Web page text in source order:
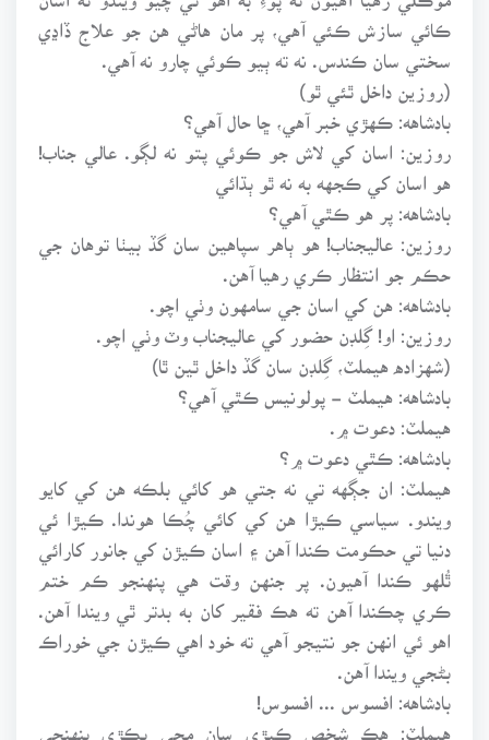
ڪائي سازش ڪئي آهي، پر مان هاڻي هن جو علاج ڏاڍي
سختي سان ڪندس. نه ته ٻيو ڪوئي چارو نه آهي.
(روزين داخل ٿئي ٿو)
بادشاهه: ڪهڙي خبر آهي، ڇا حال آهي؟
روزين: اسان کي لاش جو ڪوئي پتو نه لڳو. عالي جناب!
هو اسان کي ڪجهه به نه ٿو ٻڌائي
بادشاهه: پر هو ڪٿي آهي؟
روزين: عاليجناب! هو ٻاهر سپاهين سان گڏ بيٺا توهان جي
حڪم جو انتظار ڪري رهيا آهن.
بادشاهه: هن کي اسان جي سامهون وٺي اچو.
روزين: او! گِلڊن حضور کي عاليجناب وٽ وٺي اچو.
(شهزاده هيملٽ، گِلڊن سان گڏ داخل ٿين ٿا)
بادشاهه: هيملٽ - پولونيس ڪٿي آهي؟
هيملٽ: دعوت ۾.
بادشاهه: ڪٿي دعوت ۾؟
هيملٽ: ان جڳهه تي نه جتي هو کائي بلڪه هن کي کايو
ويندو. سياسي ڪيڙا هن کي کائي چُڪا هوندا. ڪيڙا ئي
دنيا تي حڪومت ڪندا آهن ۽ اسان ڪيڙن کي جانور کارائي
ٿُلهو ڪندا آهيون. پر جنهن وقت هي پنهنجو ڪم ختم
ڪري چڪندا آهن ته هڪ فقير کان به بدتر ٿي ويندا آهن.
اهو ئي انهن جو نتيجو آهي ته خود اهي ڪيڙن جي خوراڪ
بڻجي ويندا آهن.
بادشاهه: افسوس ... افسوس!
هيملٽ: هڪ شخص ڪيڙي سان مڇي پڪڙي پنهنجي